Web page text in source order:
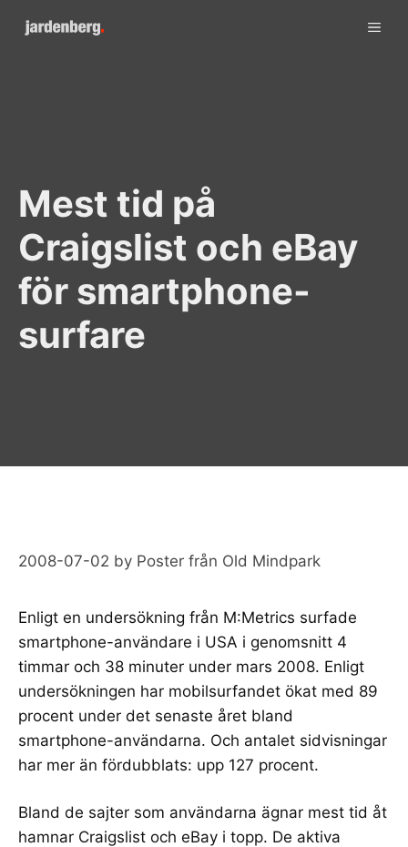
Mest tid på
Craigslist och eBay
för smartphone-
surfare
2008-07-02 by Poster från Old Mindpark
Enligt en undersökning från M:Metrics surfade
smartphone-användare i USA i genomsnitt 4
timmar och 38 minuter under mars 2008. Enligt
undersökningen har mobilsurfandet ökat med 89
procent under det senaste året bland
smartphone-användarna. Och antalet sidvisningar
har mer än fördubblats: upp 127 procent.
Bland de sajter som användarna ägnar mest tid åt
hamnar Craigslist och eBay i topp. De aktiva